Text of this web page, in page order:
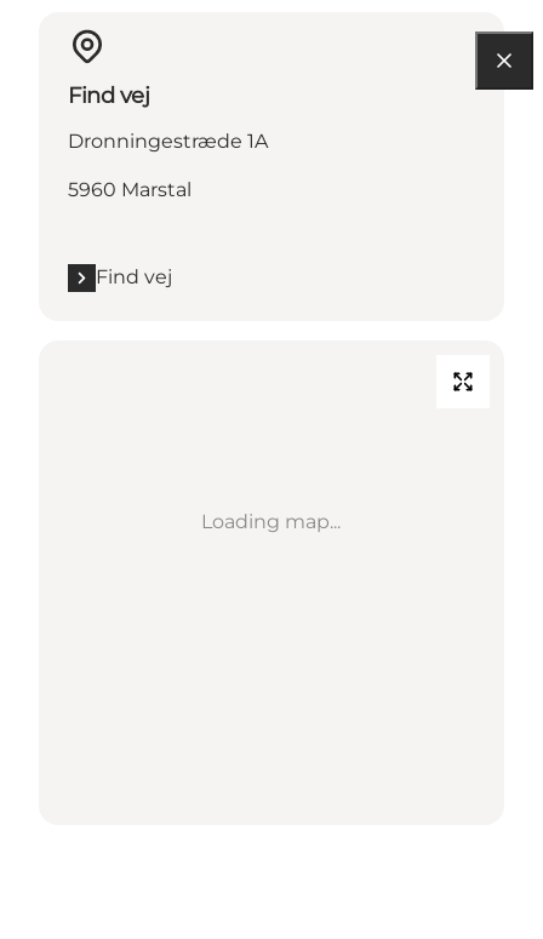
Find vej
Dronningestræde 1A
5960 Marstal
Find vej
Loading map...